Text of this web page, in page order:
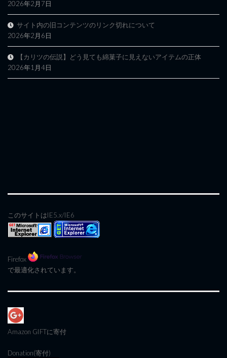
2026年2月7日
サイト内の旧コンテンツのリンク切れについて
2026年2月6日
【カリツの伝説】どう見ても綿菓子に見えないアイテムの正体
2026年1月4日
このサイトはIE5.x/IE6
Firefox
で最適化されています。
Amazon GIFTに寄付
Donation(寄付)